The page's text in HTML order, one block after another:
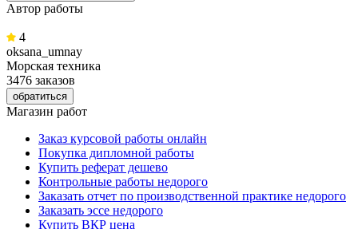
Автор работы
4
oksana_umnay
Морская техника
3476 заказов
обратиться
Магазин работ
Заказ курсовой работы онлайн
Покупка дипломной работы
Купить реферат дешево
Контрольные работы недорого
Заказать отчет по производственной практике недорого
Заказать эссе недорого
Купить ВКР цена